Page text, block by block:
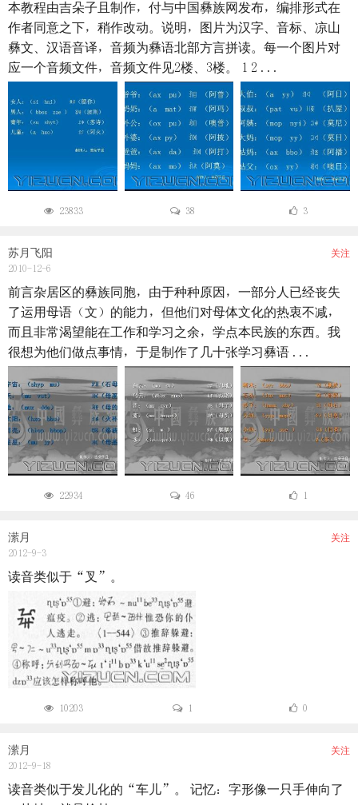
本教程由吉朵子且制作，付与中国彝族网发布，编排形式在
作者同意之下，稍作改动。说明，图片为汉字、音标、凉山
彝文、汉语音译，音频为彝语北部方言拼读。每一个图片对
应一个音频文件，音频文件见2楼、3楼。 1 2 ...
23833 38 3
苏月飞阳
2010-12-6
关注
前言杂居区的彝族同胞，由于种种原因，一部分人已经丧失
了运用母语（文）的能力，但他们对母体文化的热衷不减，
而且非常渴望能在工作和学习之余，学点本民族的东西。我
很想为他们做点事情，于是制作了几十张学习彝语 ...
22934 46 1
潆月
2012-9-3
关注
读音类似于“叉”。
10203 1 0
潆月
2012-9-18
关注
读音类似于发儿化的“车儿”。 记忆：字形像一只手伸向了